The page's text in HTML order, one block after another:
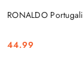
RONALDO
Cena:
44.99